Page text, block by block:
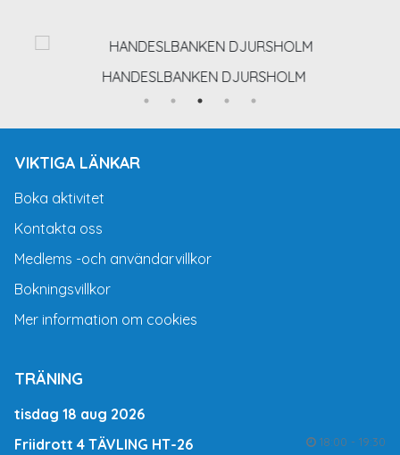
HANDESLBANKEN DJURSHOLM
VIKTIGA LÄNKAR
Boka aktivitet
Kontakta oss
Medlems -och användarvillkor
Bokningsvillkor
Mer information om cookies
TRÄNING
tisdag 18 aug 2026
Friidrott 4 TÄVLING HT-26
18:00 - 19:30